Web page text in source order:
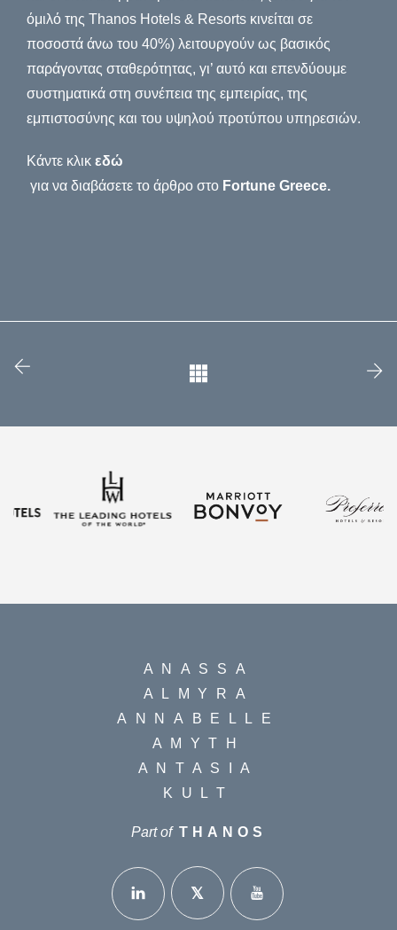
όμιλό της Thanos Hotels & Resorts κινείται σε
ποσοστά άνω του 40%) λειτουργούν ως βασικός
παράγοντας σταθερότητας, γι’ αυτό και επενδύουμε
συστηματικά στη συνέπεια της εμπειρίας, της
εμπιστοσύνης και του υψηλού προτύπου υπηρεσιών.
Κάντε κλικ εδώ
για να διαβάσετε το άρθρο στο Fortune Greece.
ANASSA
ALMYRA
ANNABELLE
AMYTH
ANTASIA
KULT
Part of THANOS